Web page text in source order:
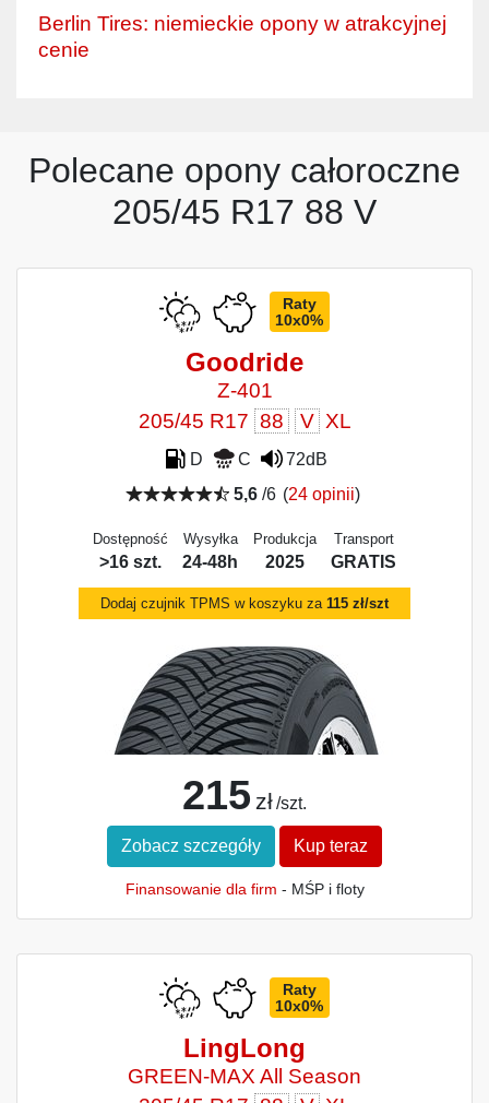
Berlin Tires: niemieckie opony w atrakcyjnej
cenie
Polecane opony całoroczne
205/45 R17 88 V
Raty
10x0%
Goodride
Z-401
205/45 R17 88 V XL
D C
72dB
5,6/6 (24 opinii)
Dostępność
>16 szt.
Wysyłka
24-48h
Produkcja
2025
Transport
GRATIS
Dodaj czujnik TPMS w koszyku za 115 zł/szt
215 zł /szt.
Zobacz szczegóły Kup teraz
Finansowanie dla firm - MŚP i floty
Raty
10x0%
LingLong
GREEN-MAX All Season